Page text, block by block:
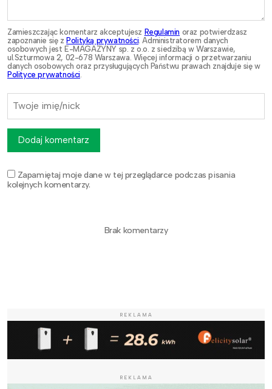
Zamieszczając komentarz akceptujesz Regulamin oraz potwierdzasz
zapoznanie się zPolityką prywatności . Administratorem danych
osobowych jest E-MAGAZYNY sp. z o.o. z siedzibą w Warszawie,
ul.Szturmowa 2, 02-678 Warszawa. Więcej informacji o przetwarzaniu
danych osobowych oraz przysługujących Państwu prawach znajduje się w
Polityce prywatności
Zapamiętaj moje dane w tej przeglądarce podczas pisania
kolejnych komentarzy.
Dodaj komentarz
Brak komentarzy
REKLAMA
REKLAMA